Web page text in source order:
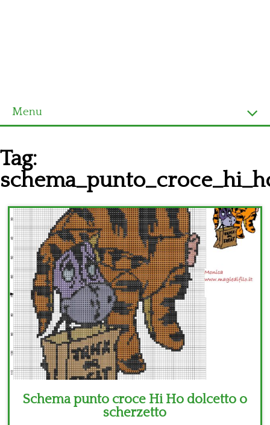
Menu
Ultimi schemi
Alfabeto
Bambini
Disney
Thun
Tag:
Schema punto croce Hi Ho dolcetto o
scherzetto